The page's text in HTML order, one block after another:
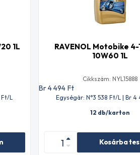
1L
Ft/L
RAVENOL Motobike
10W60 1L
Cikkszám: NYL15888
Br 4 494 Ft
Egységár: N°3 538 Ft/L | Br 4
12 db/karton
Kosárba